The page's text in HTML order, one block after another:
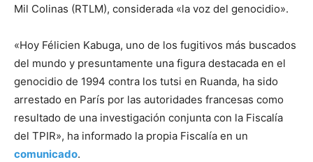
Mil Colinas (RTLM), considerada «la voz del genocidio».
«Hoy Félicien Kabuga, uno de los fugitivos más buscados
del mundo y presuntamente una figura destacada en el
genocidio de 1994 contra los tutsi en Ruanda, ha sido
arrestado en París por las autoridades francesas como
resultado de una investigación conjunta con la Fiscalía
del TPIR», ha informado la propia Fiscalía en un
comunicado.